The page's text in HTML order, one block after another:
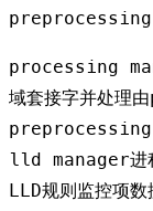
preprocessing
processing
域套接字并处
preprocessing
lld manager进程
LLD规则监控项